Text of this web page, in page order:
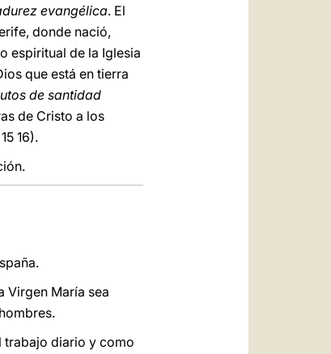
evangélica. El
donde nació,
espiritual de la Iglesia
que está en tierra
de santidad
de Cristo a los
15 16).
Virgen María sea
trabajo diario y como